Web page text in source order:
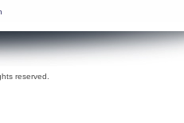
reserved.